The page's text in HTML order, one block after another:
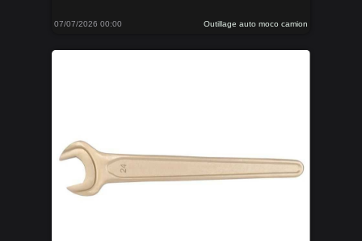
07/07/2026 00:00 Outillage auto moco camion